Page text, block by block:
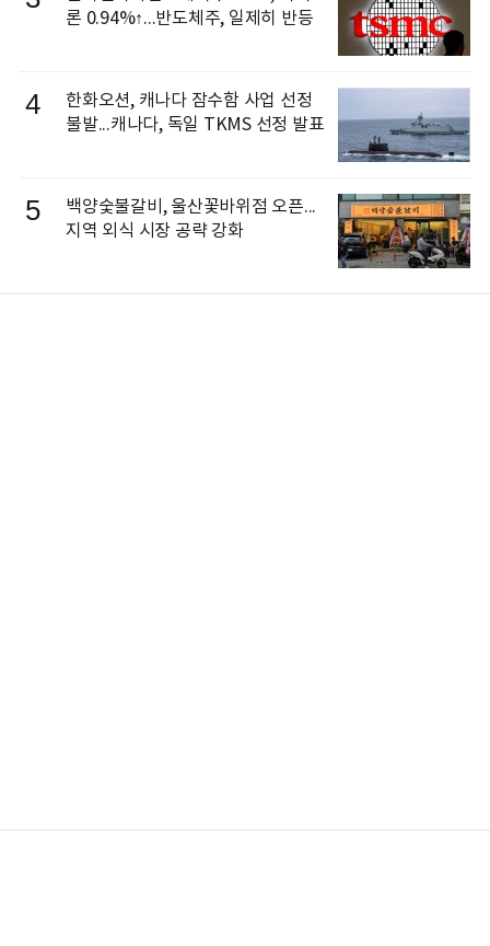
론 0.94%↑...반도체주, 일제히 반등
4
한화오션, 캐나다 잠수함 사업 선정
불발...캐나다, 독일 TKMS 선정 발표
5
백양숯불갈비, 울산꽃바위점 오픈...
지역 외식 시장 공략 강화